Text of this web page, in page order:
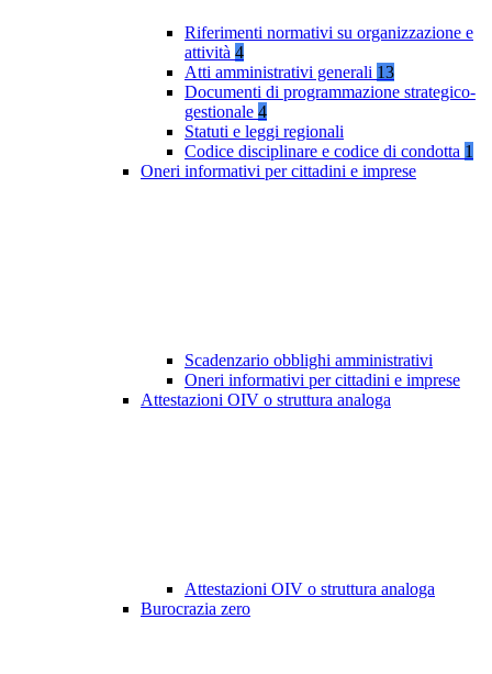
Riferimenti normativi su organizzazione e
attività 4
Atti amministrativi generali 13
Documenti di programmazione strategico-
gestionale 4
Statuti e leggi regionali
Codice disciplinare e codice di condotta 1
Oneri informativi per cittadini e imprese
Scadenzario obblighi amministrativi
Oneri informativi per cittadini e imprese
Attestazioni OIV o struttura analoga
Attestazioni OIV o struttura analoga
Burocrazia zero